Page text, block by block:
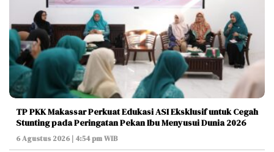
TP PKK Makassar Perkuat Edukasi ASI Eksklusif untuk Cegah
Stunting pada Peringatan Pekan Ibu Menyusui Dunia 2026
6 Agustus 2026 | 4:54 pm WIB